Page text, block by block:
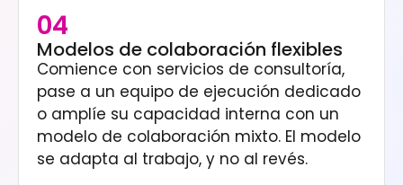
04
Modelos de colaboración flexibles
Comience con servicios de consultoría,
pase a un equipo de ejecución dedicado
o amplíe su capacidad interna con un
modelo de colaboración mixto. El modelo
se adapta al trabajo, y no al revés.